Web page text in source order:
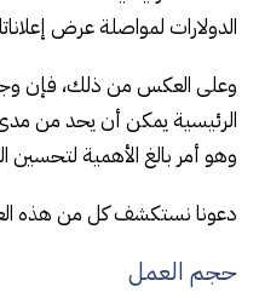
الدولارات لمواصلة عرض
وعلى العكس من ذلك، فإن
الرئيسية يمكن أن يحد من
وهو أمر بالغ الأهمية لتحسين
دعونا نستكشف كل من هذه
حجم العمل